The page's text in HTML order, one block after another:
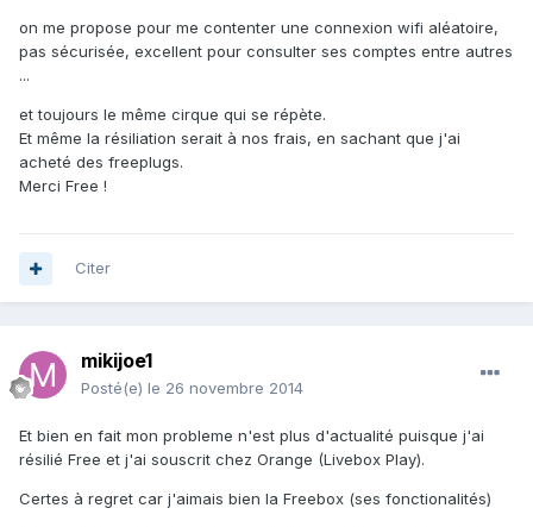
on me propose pour me contenter une connexion wifi aléatoire,
pas sécurisée, excellent pour consulter ses comptes entre autres
...
et toujours le même cirque qui se répète.
Et même la résiliation serait à nos frais, en sachant que j'ai
acheté des freeplugs.
Merci Free !
Citer
mikijoe1
Posté(e) le 26 novembre 2014
Et bien en fait mon probleme n'est plus d'actualité puisque j'ai
résilié Free et j'ai souscrit chez Orange (Livebox Play).
Certes à regret car j'aimais bien la Freebox (ses fonctionalités)